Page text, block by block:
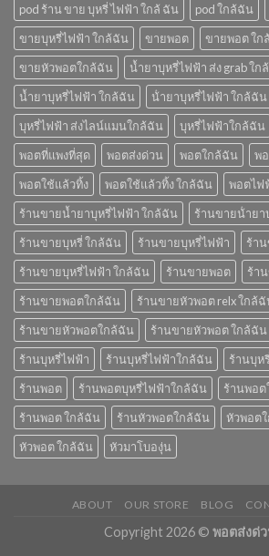
pod ร้าน ขาย บุหรี่ ไฟฟ้า ใกล้ ฉัน pod ใกล้ฉัน
ขายบุหรี่ไฟฟ้า ใกล้ฉัน
ขายพอต
ขายพอต ใก
ขายหัวพอตใกล้ฉัน
น้ำยาบุหรี่ไฟฟ้า ส่ง grab ใก
น้ำยาบุหรี่ไฟฟ้า ใกล้ฉัน
น้ํายาบุหรี่ไฟฟ้า ใกล้ฉัน
บุหรี่ไฟฟ้า ส่งไลน์แมนใกล้ฉัน
บุหรี่ไฟฟ้าใกล้ฉัน
พอตที่แพงที่สุด
พอตส่งด่วน พอตใกล้ฉัน
พ
พอตใช้แล้วทิ้ง
พอตใช้แล้วทิ้ง ใกล้ฉัน
พอตไฟ
ร้านขายน้ำยาบุหรี่ไฟฟ้า ใกล้ฉัน
ร้านขายน้ําย
ร้านขายบุหรี่ ใกล้ฉัน
ร้านขายบุหรี่ไฟฟ้า
ร้า
ร้านขายบุหรี่ไฟฟ้า ใกล้ฉัน
ร้านขายพอต
ร้า
ร้านขายพอตใกล้ฉัน
ร้านขายหัวพอต relx ใกล้
ร้านขายหัวพอตใกล้ฉัน
ร้านขายหัวพอต ใกล้ฉัน
ร้านบุหรี่ไฟฟ้า
ร้านบุหรี่ไฟฟ้าใกล้ฉัน
ร้านบุห
ร้านพอต
ร้านพอตบุหรี่ไฟฟ้าใกล้ฉัน
ร้านพอ
ร้านพอต ใกล้ฉัน
ร้านหัวพอตใกล้ฉัน
หัวพอต
หัวพอต ใกล้ฉัน
หัวมาโบองุ่น
ABOUT OUR STORE BLOG
Copyright 2026 © พอตส่งด่